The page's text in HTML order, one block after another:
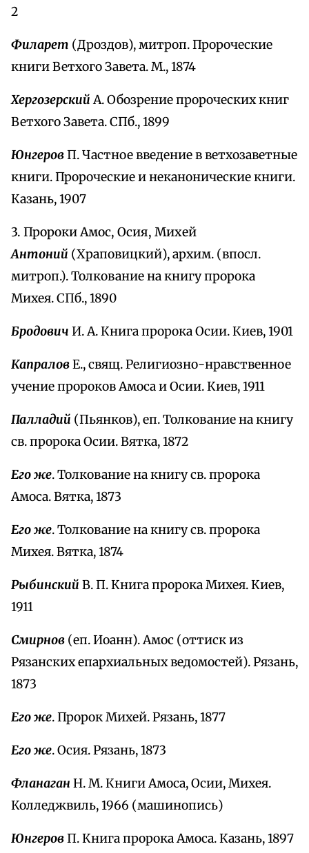
2
Филарет (Дроздов), митроп. Пророческие
книги Ветхого Завета. М., 1874
ХергозерскийА. Обозрение пророческих книг
Ветхого Завета. СПб., 1899
ЮнгеровП. Частное введение в ветхозаветные
книги. Пророческие и неканонические книги.
Казань, 1907
3. Пророки Амос, Осия, Михей
Антоний (Храповицкий), архим. (впосл.
митроп.). Толкование на книгу пророка
Михея. СПб., 1890
Бродович И. А. Книга пророка Осии. Киев, 1901
КапраловЕ., свящ. Религиозно-нравственное
учение пророков Амоса и Осии. Киев, 1911
Палладий (Пьянков), еп. Толкование на книгу
св. пророка Осии. Вятка, 1872
Его же. Толкование на книгу св. пророка
Амоса. Вятка, 1873
Его же. Толкование на книгу св. пророка
Михея. Вятка, 1874
Рыбинский В. П. Книга пророка Михея. Киев,
1911
Смирнов (еп. Иоанн). Амос (оттиск из
Рязанских епархиальных ведомостей). Рязань,
1873
Его же. Пророк Михей. Рязань, 1877
Его же. Осия. Рязань, 1873
Фланаган Н. М. Книги Амоса, Осии, Михея.
Колледжвиль, 1966 (машинопись)
ЮнгеровП. Книга пророка Амоса. Казань, 1897